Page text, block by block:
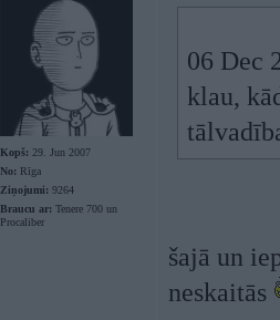
Kopš: 29. Jun 2007
No: Rīga
Ziņojumi: 9264
Braucu ar: Tenere 700 un
Procaliber
06 Dec
klau,
šajā un
neskaitās